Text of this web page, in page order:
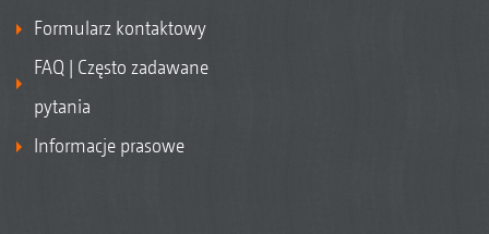
Formularz kontaktowy
FAQ | Często zadawane
pytania
Informacje prasowe